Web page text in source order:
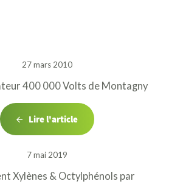
27 mars 2010
400 000 Volts de Montagny
Lire l'article
7 mai 2019
Xylènes & Octylphénols par